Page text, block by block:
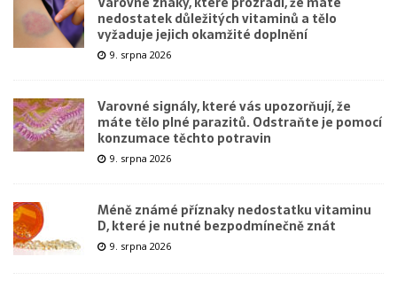
nedostatek důležitých vitaminů a tělo
vyžaduje jejich okamžité doplnění
9. srpna 2026
Varovné signály, které vás upozorňují, že
máte tělo plné parazitů. Odstraňte je pomocí
konzumace těchto potravin
9. srpna 2026
Méně známé příznaky nedostatku vitaminu
D, které je nutné bezpodmínečně znát
9. srpna 2026